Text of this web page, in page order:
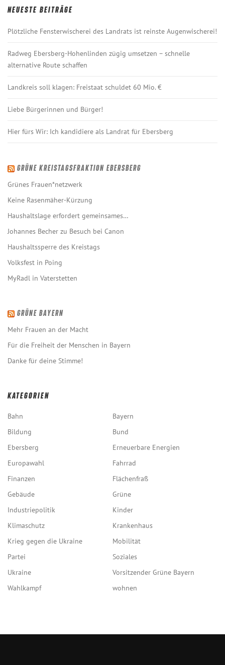
NEUESTE BEITRÄGE
Plötzliche Fensterwischerei des Landrats ist reinste Augenwischerei!
Radweg Ebersberg-Hohenlinden zügig umsetzen – schnelle
alternative Route schaffen
Landkreis soll klagen: Freistaat schuldet 60 Mio. €
Liebe Bürgerinnen und Bürger!
Hier fürs Wir: Ich kandidiere als Landrat für Ebersberg
GRÜNE KREISTAGSFRAKTION EBERSBERG
Grünes Frauen*netzwerk
Keine Rasenmäher-Kürzung
Haushaltslage erfordert gemeinsames…
Johannes Becher zu Besuch bei Canon
Haushaltssperre des Kreistags
Volksfest in Poing
MyRadl in Vaterstetten
GRÜNE BAYERN
Mehr Frauen an der Macht
Für die Freiheit der Menschen in Bayern
Danke für deine Stimme!
KATEGORIEN
Bahn
Bayern
Bildung
Bund
Ebersberg
Erneuerbare Energien
Europawahl
Fahrrad
Finanzen
Flächenfraß
Gebäude
Grüne
Industriepolitik
Kinder
Klimaschutz
Krankenhaus
Krieg gegen die Ukraine
Mobilität
Partei
Soziales
Ukraine
Vorsitzender Grüne Bayern
Wahlkampf
wohnen